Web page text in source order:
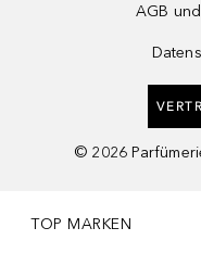
AGB
© 2026
TOP MARKEN